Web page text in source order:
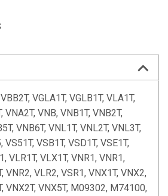
VGLA1T, VGLB1T, VLA1T,
VNA2T, VNB, VNB1T, VNB2T,
VNB6T, VNL1T, VNL2T, VNL3T,
VSB1T, VSD1T, VSE1T,
VLR1T, VLX1T, VNR1, VNR1,
VNR2, VLR2, VSR1, VNX1T, VNX2,
VNX2T, VNX5T, M09302, M74100,